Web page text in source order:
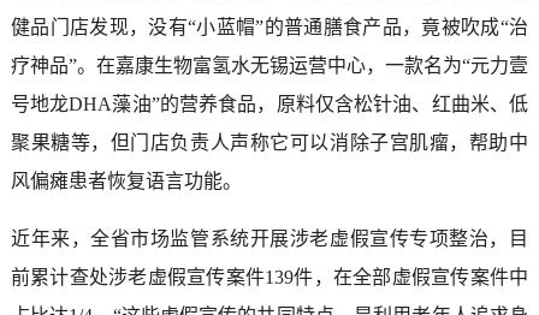
健品门店发现，没有“小蓝帽”的普通膳食产品，竟被吹成“治
疗神品”。在嘉康生物富氢水无锡运营中心，一款名为“元力壹
号地龙DHA藻油”的营养食品，原料仅含松针油、红曲米、低
聚果糖等，但门店负责人声称它可以消除子宫肌瘤，帮助中
风偏瘫患者恢复语言功能。
近年来，全省市场监管系统开展涉老虚假宣传专项整治，目
前累计查处涉老虚假宣传案件139件，在全部虚假宣传案件中